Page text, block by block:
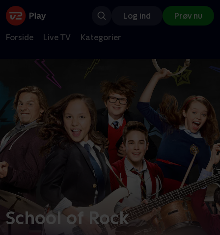
Log ind Prøv nu
Forside Live TV Kategorier
School of Rock